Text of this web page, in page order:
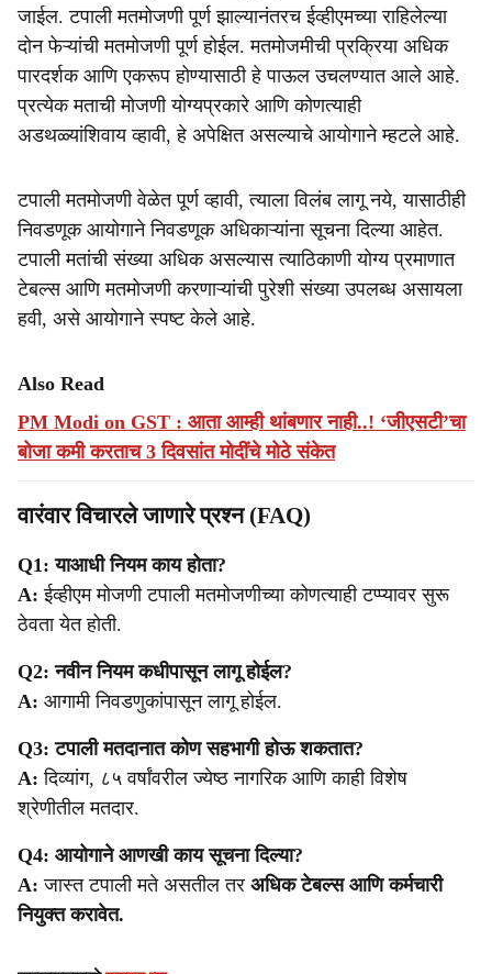
जाईल. टपाली मतमोजणी पूर्ण झाल्यानंतरच ईव्हीएमच्या राहिलेल्या
दोन फेऱ्यांची मतमोजणी पूर्ण होईल. मतमोजमीची प्रक्रिया अधिक
पारदर्शक आणि एकरूप होण्यासाठी हे पाऊल उचलण्यात आले आहे.
प्रत्येक मताची मोजणी योग्यप्रकारे आणि कोणत्याही
अडथळ्यांशिवाय व्हावी, हे अपेक्षित असल्याचे आयोगाने म्हटले आहे.
टपाली मतमोजणी वेळेत पूर्ण व्हावी, त्याला विलंब लागू नये, यासाठीही
निवडणूक आयोगाने निवडणूक अधिकाऱ्यांना सूचना दिल्या आहेत.
टपाली मतांची संख्या अधिक असल्यास त्याठिकाणी योग्य प्रमाणात
टेबल्स आणि मतमोजणी करणाऱ्यांची पुरेशी संख्या उपलब्ध असायला
हवी, असे आयोगाने स्पष्ट केले आहे.
Also Read
PM Modi on GST : आता आम्ही थांबणार नाही..! ‘जीएसटी’चा
बोजा कमी करताच 3 दिवसांत मोदींचे मोठे संकेत
वारंवार विचारले जाणारे प्रश्न (FAQ)
Q1: याआधी नियम काय होता?
A: ईव्हीएम मोजणी टपाली मतमोजणीच्या कोणत्याही टप्प्यावर सुरू
ठेवता येत होती.
Q2: नवीन नियम कधीपासून लागू होईल?
A: आगामी निवडणुकांपासून लागू होईल.
Q3: टपाली मतदानात कोण सहभागी होऊ शकतात?
A: दिव्यांग, ८५ वर्षांवरील ज्येष्ठ नागरिक आणि काही विशेष
श्रेणीतील मतदार.
Q4: आयोगाने आणखी काय सूचना दिल्या?
A: जास्त टपाली मते असतील तर अधिक टेबल्स आणि कर्मचारी
नियुक्त करावेत.